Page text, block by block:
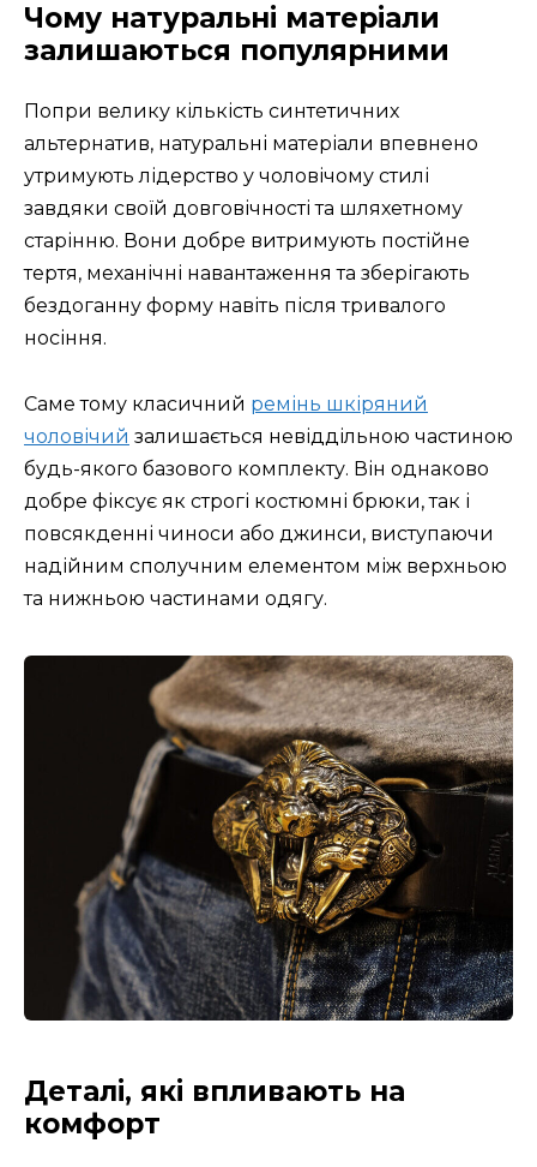
Чому натуральні матеріали
залишаються популярними
Попри велику кількість синтетичних
альтернатив, натуральні матеріали впевнено
утримують лідерство у чоловічому стилі
завдяки своїй довговічності та шляхетному
старінню. Вони добре витримують постійне
тертя, механічні навантаження та зберігають
бездоганну форму навіть після тривалого
носіння.
Саме тому класичний ремінь шкіряний
чоловічий залишається невіддільною частиною
будь-якого базового комплекту. Він однаково
добре фіксує як строгі костюмні брюки, так і
повсякденні чиноси або джинси, виступаючи
надійним сполучним елементом між верхньою
та нижньою частинами одягу.
Деталі, які впливають на
комфорт